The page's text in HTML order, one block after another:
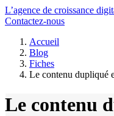
L’agence de croissance
Contactez-nous
Accueil
Blog
Fiches
Le contenu dupliqué
Le contenu